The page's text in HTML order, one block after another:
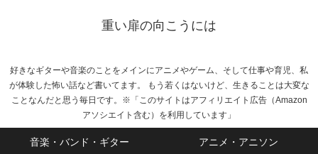
重い扉の向こうには
好きなギターや音楽のことをメインにアニメやゲーム、そして仕事や育児、私
が体験した怖い話など書いてます。 もう若くはないけど、生きることは大変な
ことなんだと思う毎日です。※「このサイトはアフィリエイト広告（Amazon
アソシエイト含む）を利用しています」
音楽・バンド・ギター アニメ・アニソン